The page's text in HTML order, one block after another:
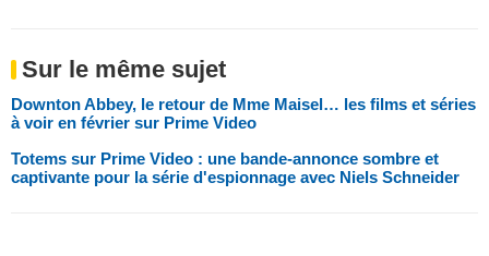
Sur le même sujet
Downton Abbey, le retour de Mme Maisel… les films et séries
à voir en février sur Prime Video
Totems sur Prime Video : une bande-annonce sombre et
captivante pour la série d'espionnage avec Niels Schneider